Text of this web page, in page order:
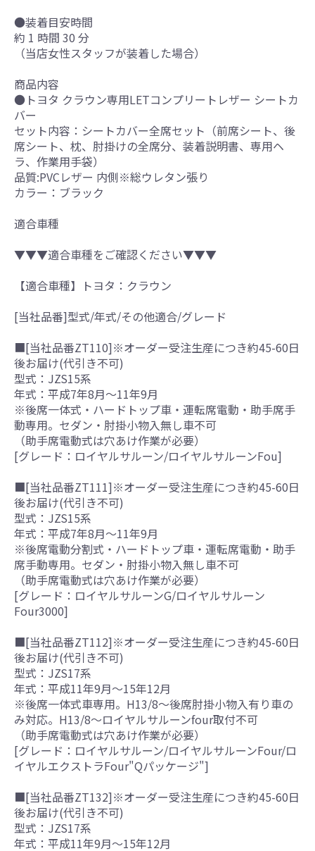
●装着目安時間
約 1 時間 30 分
（当店女性スタッフが装着した場合）
商品内容
●トヨタ クラウン専用LETコンプリートレザー シートカ
バー
セット内容：シートカバー全席セット（前席シート、後
席シート、枕、肘掛けの全席分、装着説明書、専用ヘ
ラ、作業用手袋）
品質:PVCレザー 内側※総ウレタン張り
カラー：ブラック
適合車種
▼▼▼適合車種をご確認ください▼▼▼
【適合車種】トヨタ：クラウン
[当社品番]型式/年式/その他適合/グレード
■[当社品番ZT110]※オーダー受注生産につき約45-60日
後お届け(代引き不可)
型式：JZS15系
年式：平成7年8月～11年9月
※後席一体式・ハードトップ車・運転席電動・助手席手
動専用。セダン・肘掛小物入無し車不可
（助手席電動式は穴あけ作業が必要）
[グレード：ロイヤルサルーン/ロイヤルサルーンFou]
■[当社品番ZT111]※オーダー受注生産につき約45-60日
後お届け(代引き不可)
型式：JZS15系
年式：平成7年8月～11年9月
※後席電動分割式・ハードトップ車・運転席電動・助手
席手動専用。セダン・肘掛小物入無し車不可
（助手席電動式は穴あけ作業が必要）
[グレード：ロイヤルサルーンG/ロイヤルサルーン
Four3000]
■[当社品番ZT112]※オーダー受注生産につき約45-60日
後お届け(代引き不可)
型式：JZS17系
年式：平成11年9月～15年12月
※後席一体式車専用。H13/8～後席肘掛小物入有り車の
み対応。H13/8～ロイヤルサルーンfour取付不可
（助手席電動式は穴あけ作業が必要）
[グレード：ロイヤルサルーン/ロイヤルサルーンFour/ロ
イヤルエクストラFour"Qパッケージ"]
■[当社品番ZT132]※オーダー受注生産につき約45-60日
後お届け(代引き不可)
型式：JZS17系
年式：平成11年9月～15年12月